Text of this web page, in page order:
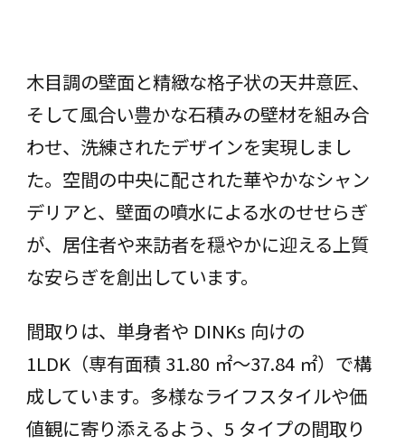
木目調の壁面と精緻な格子状の天井意匠、
そして風合い豊かな石積みの壁材を組み合
わせ、洗練されたデザインを実現しまし
た。空間の中央に配された華やかなシャン
デリアと、壁面の噴水による水のせせらぎ
が、居住者や来訪者を穏やかに迎える上質
な安らぎを創出しています。
間取りは、単身者や DINKs 向けの
1LDK（専有面積 31.80 ㎡〜37.84 ㎡）で構
成しています。多様なライフスタイルや価
値観に寄り添えるよう、5 タイプの間取り